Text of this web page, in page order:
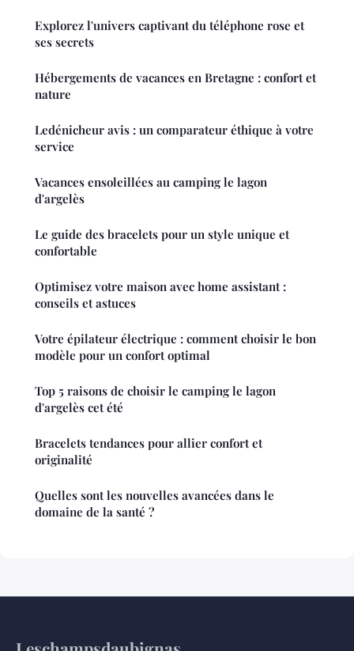
Explorez l'univers captivant du téléphone rose et
ses secrets
Hébergements de vacances en Bretagne : confort et
nature
Ledénicheur avis : un comparateur éthique à votre
service
Vacances ensoleillées au camping le lagon
d'argelès
Le guide des bracelets pour un style unique et
confortable
Optimisez votre maison avec home assistant :
conseils et astuces
Votre épilateur électrique : comment choisir le bon
modèle pour un confort optimal
Top 5 raisons de choisir le camping le lagon
d'argelès cet été
Bracelets tendances pour allier confort et
originalité
Quelles sont les nouvelles avancées dans le
domaine de la santé ?